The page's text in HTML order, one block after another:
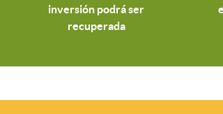
inversión podrá ser
recuperada